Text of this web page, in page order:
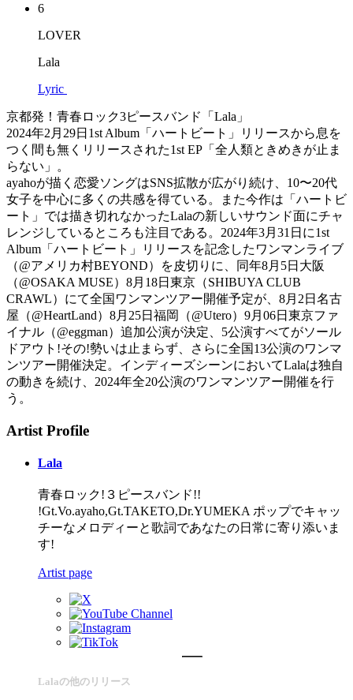
6
LOVER
Lala
Lyric
京都発！青春ロック3ピースバンド「Lala」
2024年2月29日1st Album「ハートビート」リリースから息を
つく間も無くリリースされた1st EP「全人類ときめきが止ま
らない」。
ayahoが描く恋愛ソングはSNS拡散が広がり続け、10〜20代
女子を中心に多くの共感を得ている。また今作は「ハートビ
ート」では描き切れなかったLalaの新しいサウンド面にチャ
レンジしているところも注目である。2024年3月31日に1st
Album「ハートビート」リリースを記念したワンマンライブ
（@アメリカ村BEYOND）を皮切りに、同年8月5日大阪
（@OSAKA MUSE）8月18日東京（SHIBUYA CLUB
CRAWL）にて全国ワンマンツアー開催予定が、8月2日名古
屋（@HeartLand）8月25日福岡（@Utero）9月06日東京ファ
イナル（@eggman）追加公演が決定、5公演すべてがソール
ドアウト!その!勢いは止まらず、さらに全国13公演のワンマ
ンツアー開催決定。インディーズシーンにおいてLalaは独自
の動きを続け、2024年全20公演のワンマンツアー開催を行
う。
Artist Profile
Lala
青春ロック!３ピースバンド!!
!Gt.Vo.ayaho,Gt.TAKETO,Dr.YUMEKA ポップでキャッ
チーなメロディーと歌詞であなたの日常に寄り添いま
す!
Artist page
Lalaの他のリリース